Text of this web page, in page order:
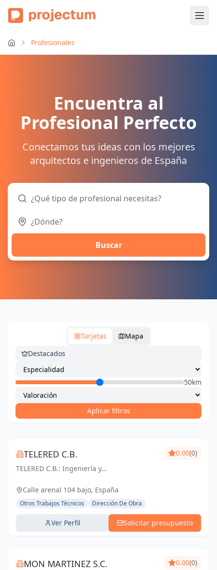
Profesionales
Encuentra al
Profesional Perfecto
Conectamos tus ideas con los mejores
arquitectos e ingenieros de España
Buscar
Tarjetas
Mapa
Destacados
50km
Aplicar filtros
TELERED C.B.
TELERED C.B.: Ingeniería y
conectado. Soluciones integrales, calidad y
experiencia en Vigo y Pontevedra.
0.00(0)
Calle arenal 104 bajo, España
Otros Trabajos Técnicos Dirección De Obra
Ver Perfil Solicitar presupuesto
MON MARTINEZ S.C. 0.00(0)